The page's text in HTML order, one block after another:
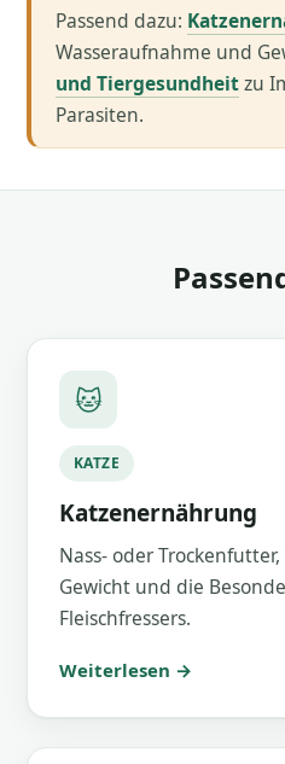
Passend dazu:
Wasseraufnahme und
und Tiergesundheitzu
Parasiten.
🐱
KATZE
Katzenernährung
Nass- oder
Gewicht und die
Fleischfressers.
Weiterlesen →